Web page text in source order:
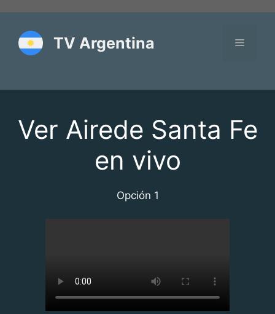
contenido
TV Argentina Menú
Ver Airede Santa Fe
en vivo
Opción 1